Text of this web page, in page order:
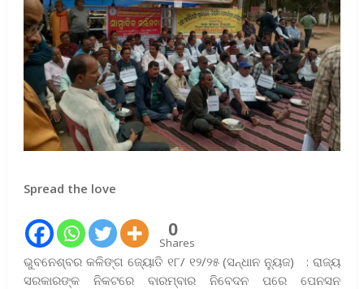
Spread the love
0
Shares
ଭୁବନେଶ୍ବର କଳିଙ୍ଗ ଜ୍ୟୋତି ୧୮/ ୧୨/୨୫ (ସନ୍ଧାନ ନ୍ୟୁଜ) : ରାଜ୍ୟ
ସରକାରଙ୍କ ନିକଟରେ ବାରମ୍ବାର ନିବେଦନ ପରେ ପେନସନ